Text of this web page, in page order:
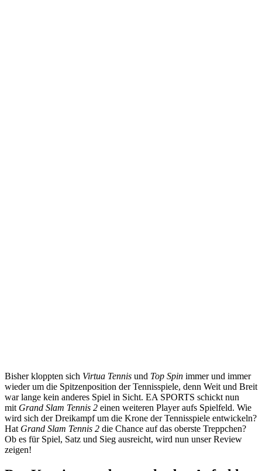
Bisher kloppten sich Virtua Tennis und Top Spin immer und immer
wieder um die Spitzenposition der Tennisspiele, denn Weit und Breit
war lange kein anderes Spiel in Sicht. EA SPORTS schickt nun
mit Grand Slam Tennis 2 einen weiteren Player aufs Spielfeld. Wie
wird sich der Dreikampf um die Krone der Tennisspiele entwickeln?
Hat Grand Slam Tennis 2 die Chance auf das oberste Treppchen?
Ob es für Spiel, Satz und Sieg ausreicht, wird nun unser Review
zeigen!